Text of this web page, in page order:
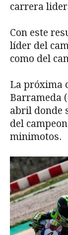
carrera
Con este
líder del
como del
La próxima
Barrameda
abril donde
del
minimotos.